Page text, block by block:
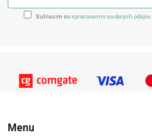
Súhlasím so spracovaním osobných údajov
Menu